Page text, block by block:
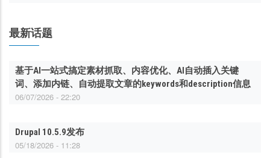
最新话题
基于AI一站式搞定素材抓取、内容优化、AI自动插入关键
词、添加内链、自动提取文章的keywords和description信息
06/07/2026 - 22:20
Drupal 10.5.9发布
05/18/2026 - 11:28